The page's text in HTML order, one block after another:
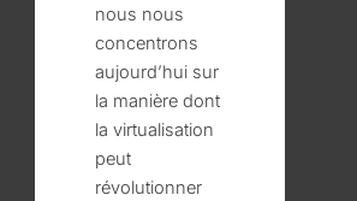
nous nous
concentrons
aujourd’hui sur
la manière dont
la virtualisation
peut
révolutionner